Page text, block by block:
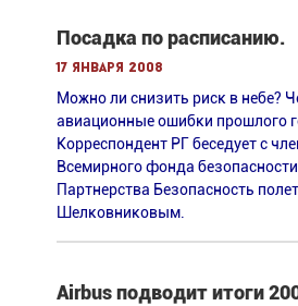
Посадка по расписанию.
17 января 2008
Можно ли снизить риск в небе?
авиационные ошибки прошлого
Корреспондент РГ беседует с
Всемирного фонда
Партнерства Безопасность
Шелковниковым.
Airbus подводит итоги